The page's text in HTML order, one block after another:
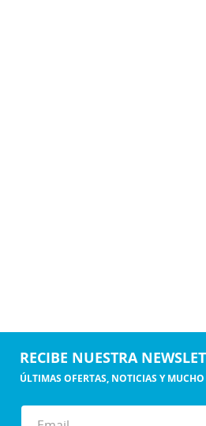
RECIBE NUESTRA
ÚLTIMAS OFERTAS, NOTICIAS Y